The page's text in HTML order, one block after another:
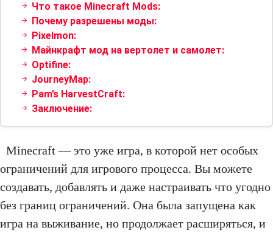
Что такое Minecraft Mods:
Почему разрешены моды:
Pixelmon:
Майнкрафт мод на вертолет и самолет:
Optifine:
JourneyMap:
Pam’s HarvestCraft:
Заключение:
Minecraft — это уже игра, в которой нет особых
ограничений для игрового процесса. Вы можете
создавать, добавлять и даже настраивать что угодно
без границ ограничений. Она была запущена как
игра на выживание, но продолжает расширяться, и